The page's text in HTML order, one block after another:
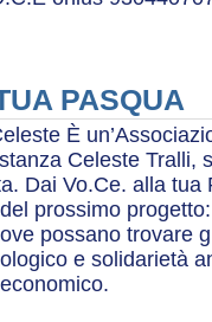
PASQUA
È
Celeste Tralli,
Dai Vo.Ce. alla tua
prossimo
possano trovare
e solidarietà